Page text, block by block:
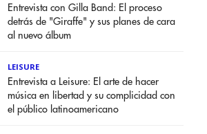
Entrevista con Gilla Band: El proceso
detrás de "Giraffe" y sus planes de cara
al nuevo álbum
LEISURE
Entrevista a Leisure: El arte de hacer
música en libertad y su complicidad con
el público latinoamericano